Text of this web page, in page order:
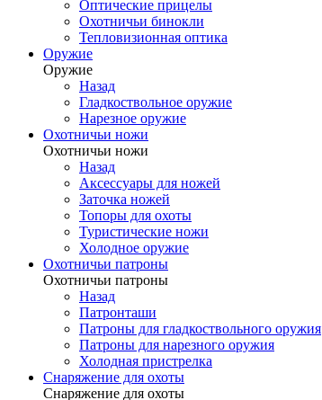
Оптические прицелы
Охотничьи бинокли
Тепловизионная оптика
Оружие
Оружие
Назад
Гладкоствольное оружие
Нарезное оружие
Охотничьи ножи
Охотничьи ножи
Назад
Аксессуары для ножей
Заточка ножей
Топоры для охоты
Туристические ножи
Холодное оружие
Охотничьи патроны
Охотничьи патроны
Назад
Патронташи
Патроны для гладкоствольного оружия
Патроны для нарезного оружия
Холодная пристрелка
Снаряжение для охоты
Снаряжение для охоты